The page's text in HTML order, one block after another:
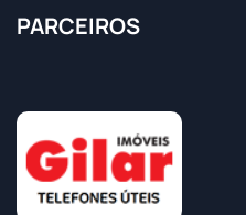
PARCEIROS